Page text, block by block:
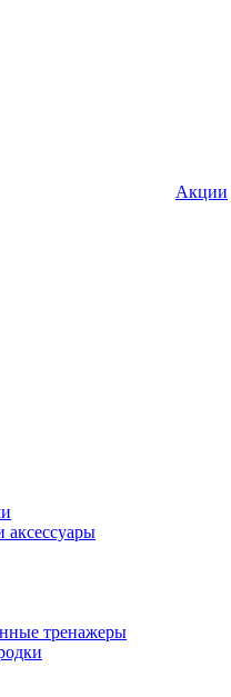
аксессуары
тренажеры
Акции